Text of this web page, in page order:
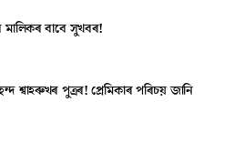
মালিকৰ বাবে সুখবৰ!
শ্বাহৰুখৰ পুত্ৰৰ! প্ৰেমিকাৰ পৰিচয় জানি